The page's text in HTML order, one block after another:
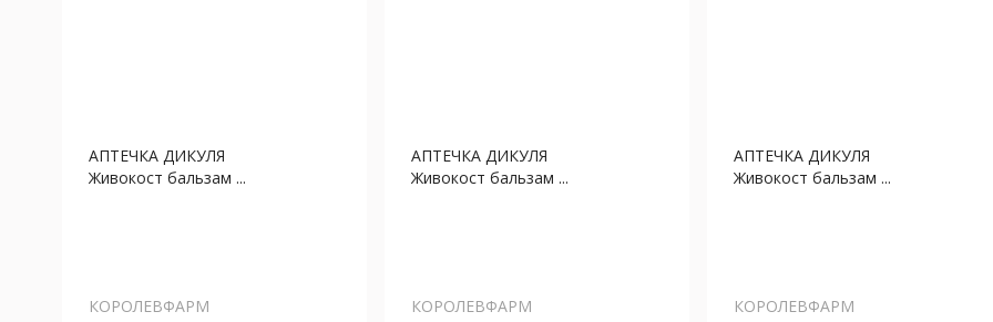
АПТЕЧКА ДИКУЛЯ
Живокост бальзам ...
КОРОЛЕВФАРМ
АПТЕЧКА ДИКУЛЯ
Живокост бальзам ...
КОРОЛЕВФАРМ
АПТЕЧКА ДИКУЛЯ
Живокост бальзам ...
КОРОЛЕВФАРМ